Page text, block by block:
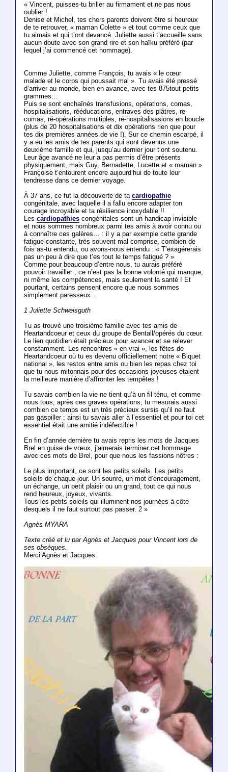
« Vincent, puisses-tu briller au firmament et ne pas nous
oublier !
Denise et Michel, tes chers parents doivent être si heureux
de te retrouver, « maman Colette » et tout comme ceux que
tu aimais et qui t’ont devancé. Juliette aussi t’accueille sans
aucun doute avec son grand rire et son haïku préféré (par
lequel j’ai commencé cet hommage).
Comme Juliette, comme François, tu avais « le cœur
malade et le corps qui poussait mal ». Tu avais été pressé
d’arriver au monde, bien en avance, avec tes 875tout petits
grammes…
Puis se sont enchaînés transfusions, opérations, comas,
hospitalisations, rééducations, entraves des plâtres, re-
comas, ré-opérations multiples, ré-hospitalisasions en boucle
(plus de 20 hospitalisations et dix opérations rien que pour
tes dix premières années de vie !). Sur ce chemin escarpé, il
y a eu les amis de tes parents qui sont devenus une
deuxième famille et qui, jusqu’au dernier jour t’ont soutenu.
Leur âge avancé ne leur a pas permis d’être présents
physiquement, mais Guy, Bernadette, Lucette et « maman »
Françoise t’entourent encore aujourd’hui de toute leur
tendresse dans ce dernier voyage.
À 37 ans, ce fut la découverte de ta cardiopathie
congénitale, avec laquelle il a fallu encore adapter ton
courage incroyable et ta résilience inoxydable !!
Les cardiopathiescongénitales sont un handicap invisible
et nous sommes nombreux parmi tes amis à avoir connu ou
à connaître ces galères… : il y a par exemple cette grande
fatigue constante, très souvent mal comprise, combien de
fois as-tu entendu, ou avons-nous entendu : « T’exagérerais
pas un peu à dire que t’es tout le temps fatigué ? »
Comme pour beaucoup d’entre nous, tu aurais préféré
pouvoir travailler ; ce n’est pas la bonne volonté qui manque,
ni même les compétences, mais seulement la santé ! Et
pourtant, certains pensent encore que nous sommes
simplement paresseux…
1 Juliette Schweisguth
Tu as trouvé une troisième famille avec tes amis de
Heartandcoeur et ceux du groupe de Bentall/opérés du cœur.
Le lien quotidien était précieux pour avancer et se relever
constamment. Les rencontres « en vrai », les fêtes de
Heartandcoeur où tu es devenu officiellement notre « Biquet
national », les restos entre amis ou bien les repas chez toi
que tu nous mitonnais pour des occasions joyeuses étaient
la meilleure manière d’affronter les tempêtes !
Tu savais combien la vie ne tient qu’à un fil ténu, et comme
nous tous, après ces graves opérations, tu mesurais aussi
combien ce temps est un très précieux sursis qu’il ne faut
pas gaspiller ; ainsi tu savais aller à l’essentiel et pour toi cet
essentiel était une amitié indéfectible !
En fin d’année dernière tu avais repris les mots de Jacques
Brel en guise de vœux, j’aimerais terminer cet hommage
avec ces mots de Brel, pour que nous les fassions nôtres :
Le plus important, ce sont les petits soleils. Les petits
soleils de chaque jour. Un sourire, un mot d’encouragement,
un échange, un petit plaisir ou un grand, tout ce qui nous
rend heureux, joyeux, vivants.
Tous les petits soleils qui illuminent nos journées à côté
desquels il ne faut surtout pas passer. 2 »
Agnès MYARA
Texte créé et lu par Agnès et Jacques pour Vincent lors de
ses obsèques.
Merci Agnès et Jacques.